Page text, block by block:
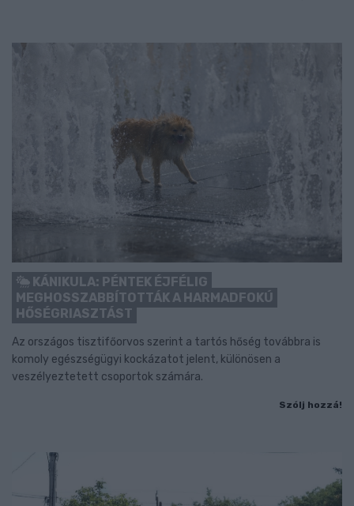
KÁNIKULA: PÉNTEK ÉJFÉLIG
MEGHOSSZABBÍTOTTÁK A HARMADFOKÚ
HŐSÉGRIASZTÁST
Az országos tisztifőorvos szerint a tartós hőség továbbra is
komoly egészségügyi kockázatot jelent, különösen a
veszélyeztetett csoportok számára.
Szólj hozzá!